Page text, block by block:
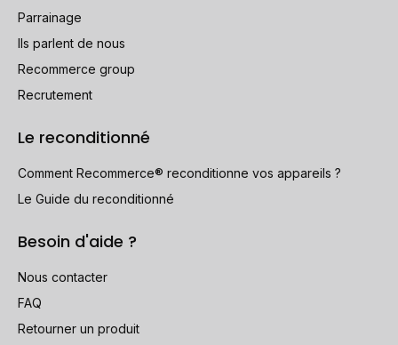
Parrainage
Ils parlent de nous
Recommerce group
Recrutement
Le reconditionné
Comment Recommerce® reconditionne vos appareils ?
Le Guide du reconditionné
Besoin d'aide ?
Nous contacter
FAQ
Retourner un produit